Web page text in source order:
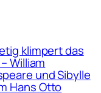
klimpert das
William
und Sibylle
Hans Otto